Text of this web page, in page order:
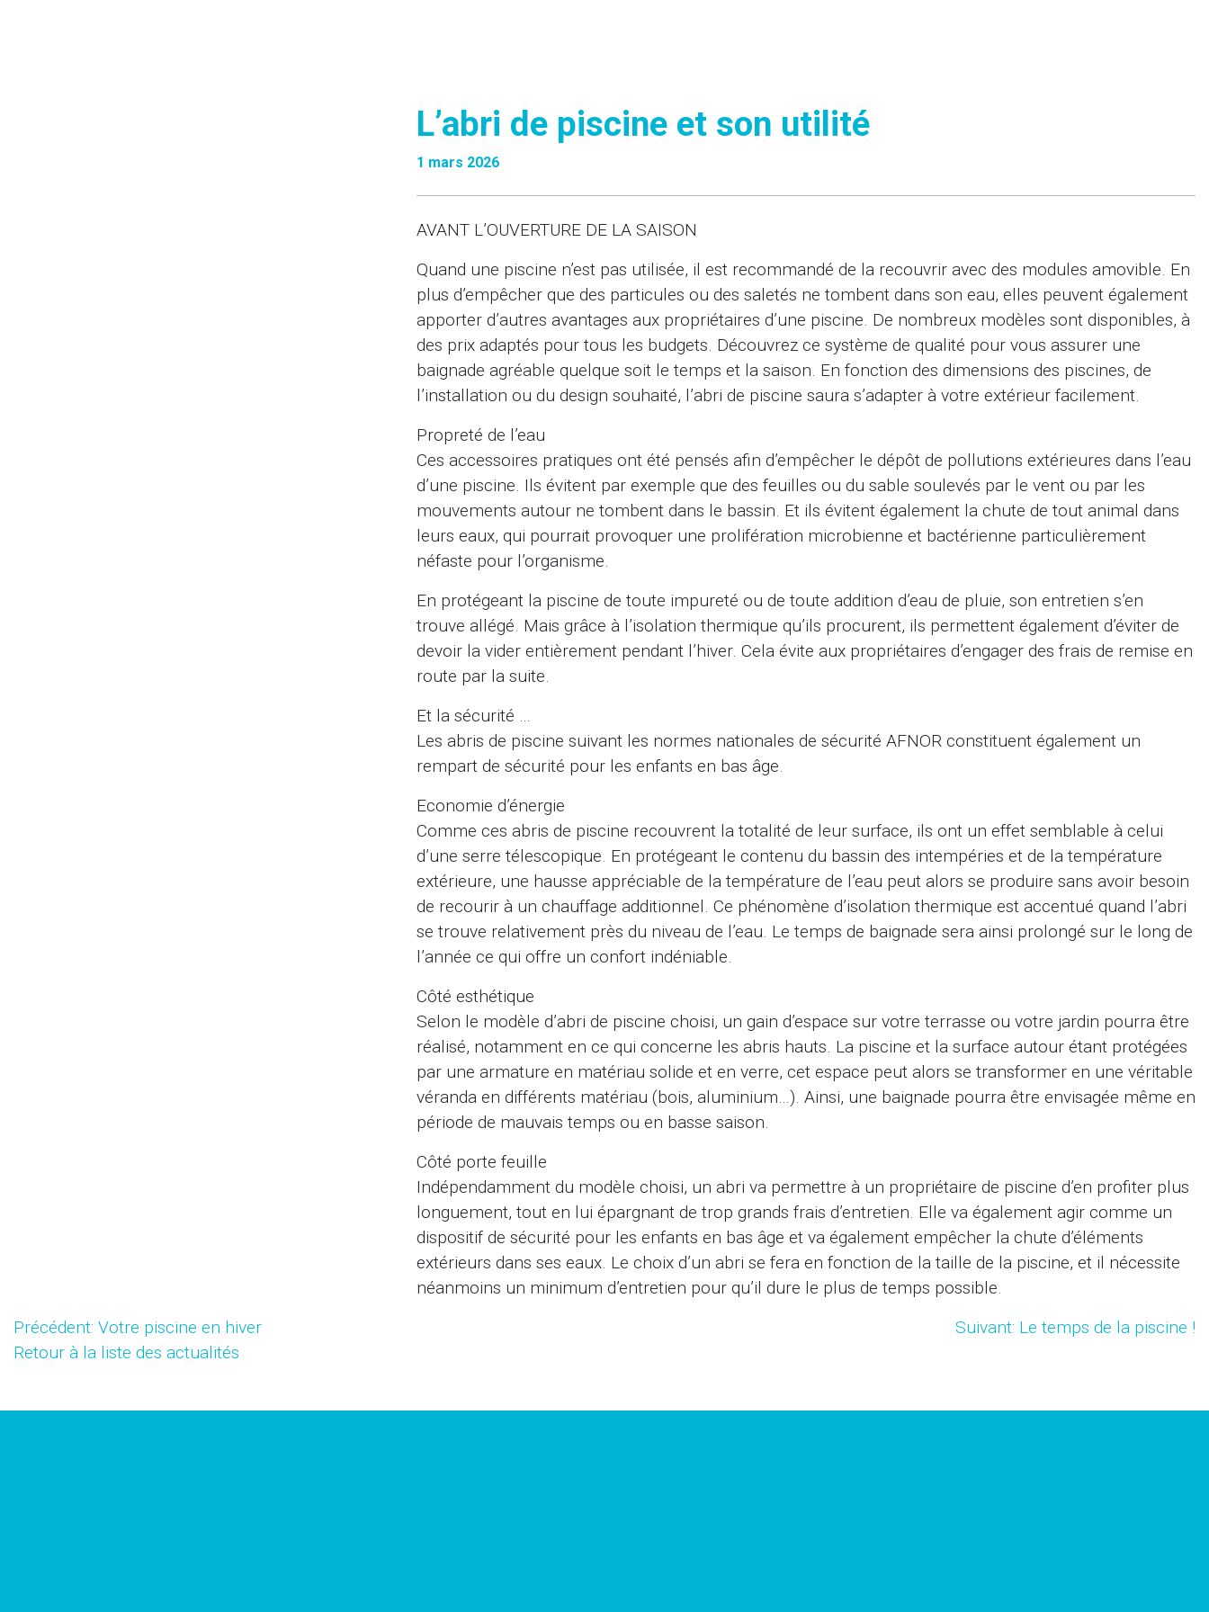
L’abri de piscine et son utilité
1 mars 2026
AVANT L’OUVERTURE DE LA SAISON
Quand une piscine n’est pas utilisée, il est recommandé de la recouvrir avec des modules amovible. En
plus d’empêcher que des particules ou des saletés ne tombent dans son eau, elles peuvent également
apporter d’autres avantages aux propriétaires d’une piscine. De nombreux modèles sont disponibles, à
des prix adaptés pour tous les budgets. Découvrez ce système de qualité pour vous assurer une
baignade agréable quelque soit le temps et la saison. En fonction des dimensions des piscines, de
l’installation ou du design souhaité, l’abri de piscine saura s’adapter à votre extérieur facilement.
Propreté de l’eau
Ces accessoires pratiques ont été pensés afin d’empêcher le dépôt de pollutions extérieures dans l’eau
d’une piscine. Ils évitent par exemple que des feuilles ou du sable soulevés par le vent ou par les
mouvements autour ne tombent dans le bassin. Et ils évitent également la chute de tout animal dans
leurs eaux, qui pourrait provoquer une prolifération microbienne et bactérienne particulièrement
néfaste pour l’organisme.
En protégeant la piscine de toute impureté ou de toute addition d’eau de pluie, son entretien s’en
trouve allégé. Mais grâce à l’isolation thermique qu’ils procurent, ils permettent également d’éviter de
devoir la vider entièrement pendant l’hiver. Cela évite aux propriétaires d’engager des frais de remise en
route par la suite.
Et la sécurité …
Les abris de piscine suivant les normes nationales de sécurité AFNOR constituent également un
rempart de sécurité pour les enfants en bas âge.
Economie d’énergie
Comme ces abris de piscine recouvrent la totalité de leur surface, ils ont un effet semblable à celui
d’une serre télescopique. En protégeant le contenu du bassin des intempéries et de la température
extérieure, une hausse appréciable de la température de l’eau peut alors se produire sans avoir besoin
de recourir à un chauffage additionnel. Ce phénomène d’isolation thermique est accentué quand l’abri
se trouve relativement près du niveau de l’eau. Le temps de baignade sera ainsi prolongé sur le long de
l’année ce qui offre un confort indéniable.
Côté esthétique
Selon le modèle d’abri de piscine choisi, un gain d’espace sur votre terrasse ou votre jardin pourra être
réalisé, notamment en ce qui concerne les abris hauts. La piscine et la surface autour étant protégées
par une armature en matériau solide et en verre, cet espace peut alors se transformer en une véritable
véranda en différents matériau (bois, aluminium…). Ainsi, une baignade pourra être envisagée même en
période de mauvais temps ou en basse saison.
Côté porte feuille
Indépendamment du modèle choisi, un abri va permettre à un propriétaire de piscine d’en profiter plus
longuement, tout en lui épargnant de trop grands frais d’entretien. Elle va également agir comme un
dispositif de sécurité pour les enfants en bas âge et va également empêcher la chute d’éléments
extérieurs dans ses eaux. Le choix d’un abri se fera en fonction de la taille de la piscine, et il nécessite
néanmoins un minimum d’entretien pour qu’il dure le plus de temps possible.
Précédent: Votre piscine en hiver
Suivant: Le temps de la piscine !
Retour à la liste des actualités